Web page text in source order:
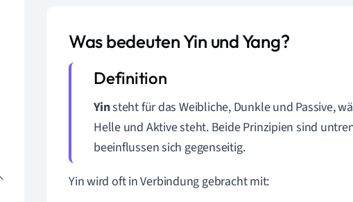
Was bedeuten Yin und Yang?
Yinsteht für das Weibliche, Dunkle und Passive,
Helle und Aktive steht. Beide Prinzipien sind
beeinflussen sich gegenseitig.
Yin wird oft in Verbindung gebracht mit: